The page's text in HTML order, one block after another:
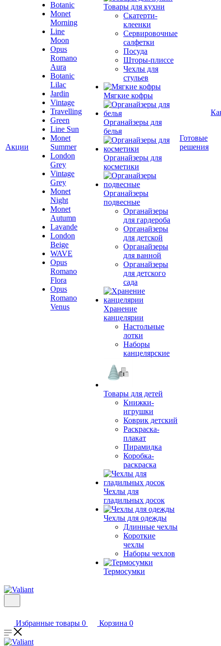
Акции
Botanic
Monet
Morning
Line
Moon
Opus
Romano
Aura
Botanic
Lilac
Jardin
Vintage
Travelling
Green
Line Sun
Monet
Summer
London
Grey
Vintage
Grey
Monet
Night
Monet
Autumn
Lavande
London
Beige
WAVE
Opus
Romano
Flora
Opus
Romano
Venus
Товары для кухни
Скатерти-
клеенки
Сервировочные
салфетки
Посуда
Шторы-плиссе
Чехлы для
стульев
Мягкие кофры
Органайзеры для
белья
Органайзеры для
косметики
Органайзеры
подвесные
Органайзеры
для гардероба
Органайзеры
для детской
Органайзеры
для ванной
Органайзеры
для детского
сада
Хранение
канцелярии
Настольные
лотки
Наборы
канцелярские
Товары для детей
Книжки-
игрушки
Коврик детский
Раскраска-
плакат
Пирамидка
Коробка-
раскраска
Чехлы для
гладильных досок
Чехлы для одежды
Длинные чехлы
Короткие
чехлы
Наборы чехлов
Термосумки
Готовые
решения
Избранные товары 0 Корзина 0